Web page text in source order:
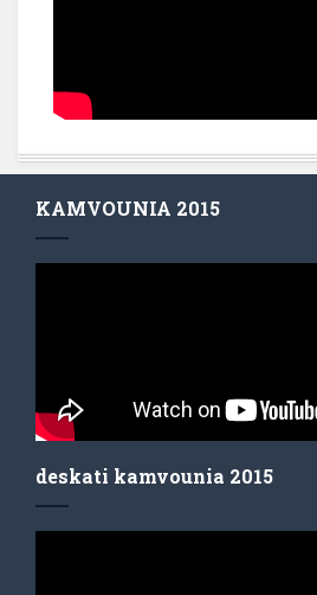
KAMVOUNIA 2015
deskati kamvounia 2015